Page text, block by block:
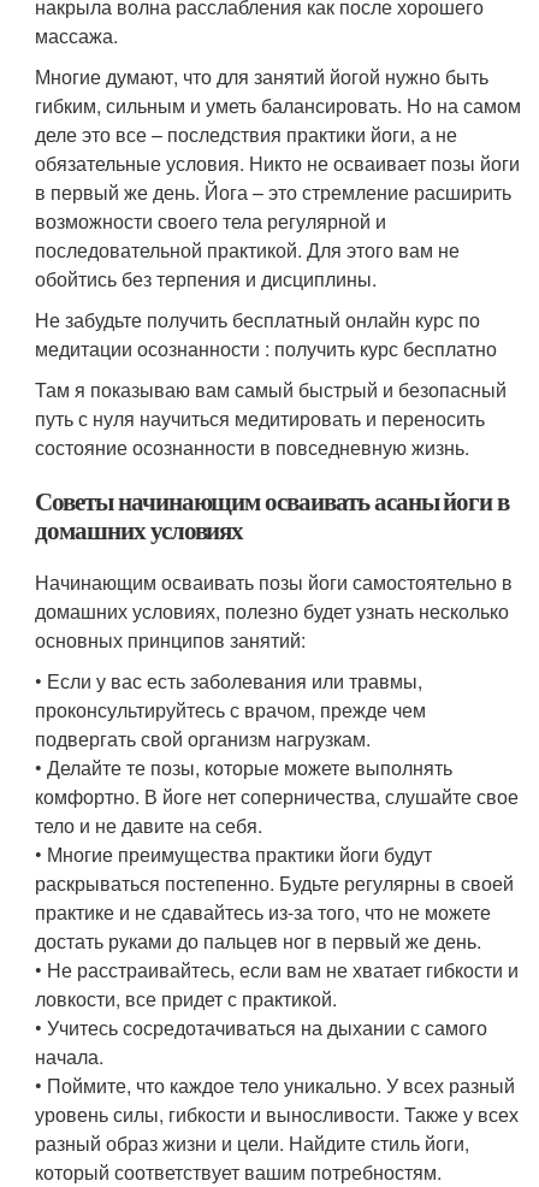
накрыла волна расслабления как после хорошего
массажа.
Многие думают, что для занятий йогой нужно быть
гибким, сильным и уметь балансировать. Но на самом
деле это все – последствия практики йоги, а не
обязательные условия. Никто не осваивает позы йоги
в первый же день. Йога – это стремление расширить
возможности своего тела регулярной и
последовательной практикой. Для этого вам не
обойтись без терпения и дисциплины.
Не забудьте получить бесплатный онлайн курс по
медитации осознанности : получить курс бесплатно
Там я показываю вам самый быстрый и безопасный
путь с нуля научиться медитировать и переносить
состояние осознанности в повседневную жизнь.
Советы начинающим осваивать асаны йоги в
домашних условиях
Начинающим осваивать позы йоги самостоятельно в
домашних условиях, полезно будет узнать несколько
основных принципов занятий:
• Если у вас есть заболевания или травмы,
проконсультируйтесь с врачом, прежде чем
подвергать свой организм нагрузкам.
• Делайте те позы, которые можете выполнять
комфортно. В йоге нет соперничества, слушайте свое
тело и не давите на себя.
• Многие преимущества практики йоги будут
раскрываться постепенно. Будьте регулярны в своей
практике и не сдавайтесь из-за того, что не можете
достать руками до пальцев ног в первый же день.
• Не расстраивайтесь, если вам не хватает гибкости и
ловкости, все придет с практикой.
• Учитесь сосредотачиваться на дыхании с самого
начала.
• Поймите, что каждое тело уникально. У всех разный
уровень силы, гибкости и выносливости. Также у всех
разный образ жизни и цели. Найдите стиль йоги,
который соответствует вашим потребностям.